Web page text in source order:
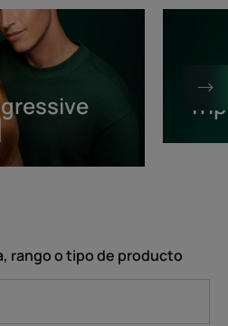
rango o tipo de producto